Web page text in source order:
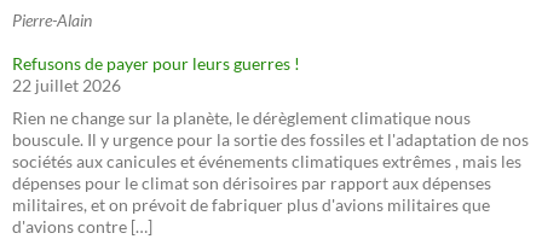
Pierre-Alain
Refusons de payer pour leurs guerres !
22 juillet 2026
Rien ne change sur la planète, le dérèglement climatique nous
bouscule. Il y urgence pour la sortie des fossiles et l'adaptation de nos
sociétés aux canicules et événements climatiques extrêmes , mais les
dépenses pour le climat son dérisoires par rapport aux dépenses
militaires, et on prévoit de fabriquer plus d'avions militaires que
d'avions contre […]